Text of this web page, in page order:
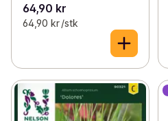
64,90 kr
64,90 kr /stk